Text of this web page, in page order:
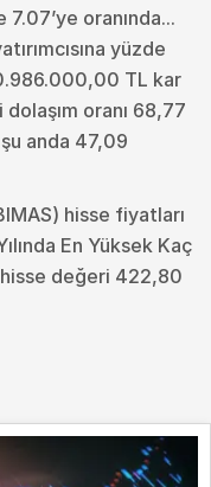
oranında...
yüzde
TL kar
oranı 68,77
anda 47,09
hisse fiyatları
En Yüksek Kaç
hisse değeri 422,80